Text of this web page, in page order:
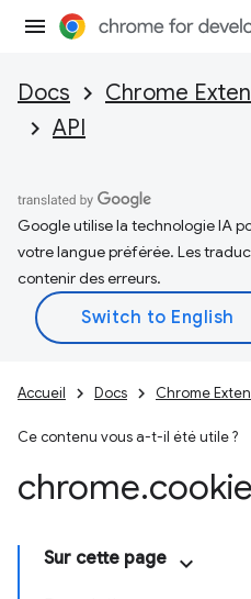
Docs Chrome
API
Google utilise la technologie IA
votre langue préférée. Les
contenir des erreurs.
Accueil Docs Chrome
Ce contenu vous a-t-il été utile ?
chrome.
Sur cette page